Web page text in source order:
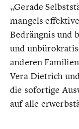
„Gerade
mangels
Bedrängnis und
und
anderen
Vera Dietrich
die sofortige
auf alle